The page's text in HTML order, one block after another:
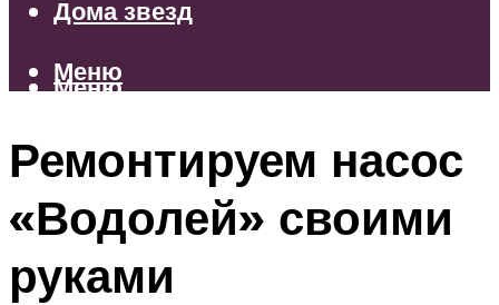
Дома звезд
Меню
Меню
Ремонтируем насос
«Водолей» своими
руками